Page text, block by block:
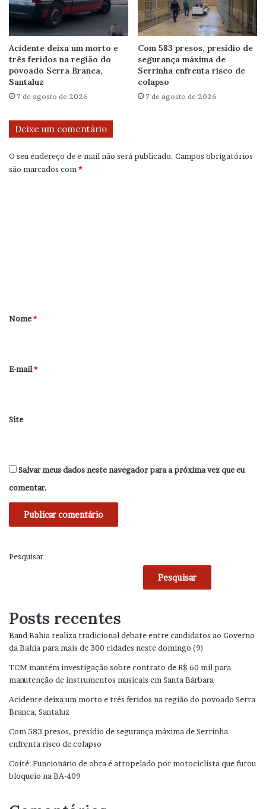
Acidente deixa um morto e
três feridos na região do
povoado Serra Branca,
Santaluz
7 de agosto de 2026
Com 583 presos, presídio de
segurança máxima de
Serrinha enfrenta risco de
colapso
7 de agosto de 2026
Deixe um comentário
O seu endereço de e-mail não será publicado. Campos obrigatórios
são marcados com *
r
*
Nome*
E-mail*
Site
Salvar meus dados neste navegador para a próxima vez que eu
comentar.
Pesquisar
Pesquisar
Posts recentes
Band Bahia realiza tradicional debate entre candidatos ao Governo
da Bahia para mais de 300 cidades neste domingo (9)
TCM mantém investigação sobre contrato de R$ 60 mil para
manutenção de instrumentos musicais em Santa Bárbara
Acidente deixa um morto e três feridos na região do povoado Serra
Branca, Santaluz
Com 583 presos, presídio de segurança máxima de Serrinha
enfrenta risco de colapso
Coité: Funcionário de obra é atropelado por motociclista que furou
bloqueio na BA-409